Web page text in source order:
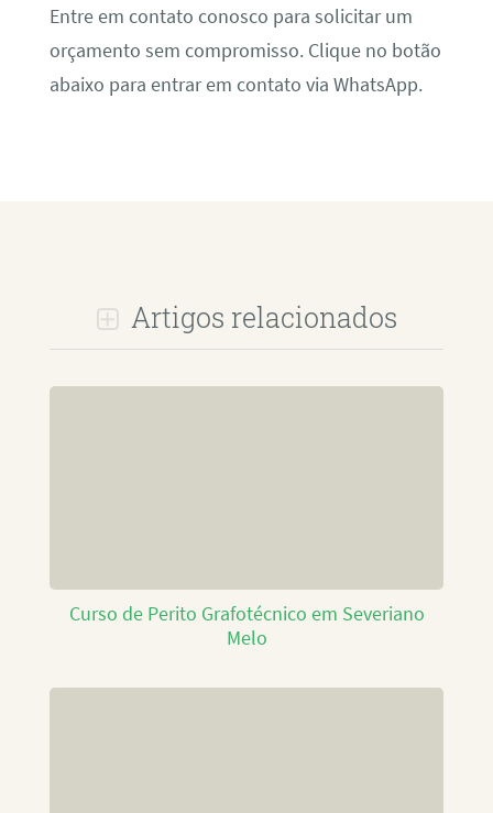
Entre em contato conosco para solicitar um
orçamento sem compromisso. Clique no botão
abaixo para entrar em contato via WhatsApp.
Artigos relacionados
Curso de Perito Grafotécnico em Severiano
Melo